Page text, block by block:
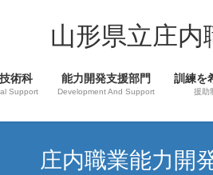
山形県立庄
術科
Support
能力開発支援部門
Development And Support
訓練を
援助
庄内職業能力開